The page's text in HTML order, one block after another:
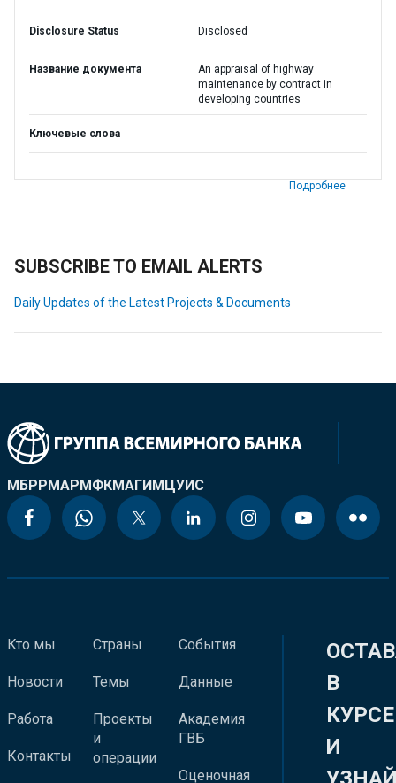
Disclosure Status Disclosed
Название документа
An appraisal of highway
maintenance by contract in
developing countries
Ключевые слова
Подробнее
SUBSCRIBE TO EMAIL ALERTS
Daily Updates of the Latest Projects & Documents
МБРРМАРМФКМАГИМЦУИС
Кто мы
Новости
Работа
Контакты
Страны
Темы
Проекты
и
операции
События
Данные
Академия
ГВБ
Оценочная
В
КУРСЕ
И